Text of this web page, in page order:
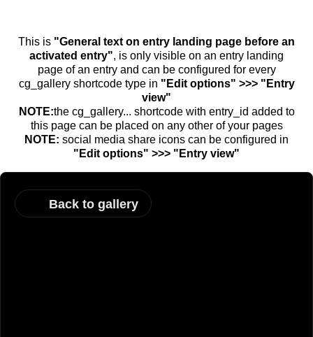
This is "General text on entry landing page before an
activated entry", is only visible on an entry landing
page of an entry and can be configured for every
cg_gallery shortcode type in "Edit options" >>> "Entry
view"
NOTE:the cg_gallery... shortcode with entry_id added to
this page can be placed on any other of your pages
NOTE: social media share icons can be configured in
"Edit options" >>> "Entry view"
Back to gallery